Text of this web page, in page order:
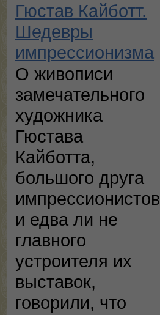
Гюстав Кайботт.
Шедевры
импрессионизма
О живописи
замечательного
художника
Гюстава
Кайботта,
большого друга
импрессионистов
и едва ли не
главного
устроителя их
выставок,
говорили, что